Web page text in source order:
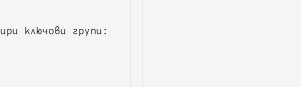
ключови групи: